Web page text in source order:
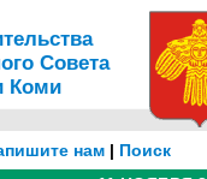
Совета
Коми
нам| Поиск